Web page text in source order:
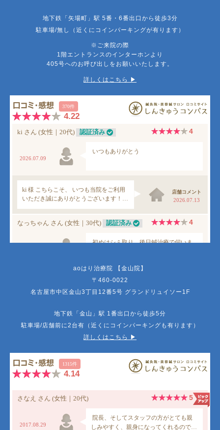
地下鉄「矢場町」駅 5番・6番出口から徒歩3分
駐車場/無し（近くにコインパーキングが有ります）
※ご来院の際
1階エントランスのインターホンより
405号へのお呼び出しをお願いいたします。
詳しくはこちら ▶︎
aoはり治療院 【金山院】
〒460-0022
名古屋市中区金山3丁目12番5号 グランドリュイソー1F
地下鉄「金山」駅 1番出口から徒歩5分
駐車場/店舗前に2台有（近くにコインパーキングも有ります）
詳しくはこちら ▶︎